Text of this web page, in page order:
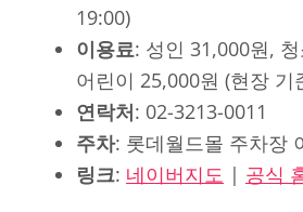
19:00)
이용료: 성인 31,000원,
어린이 25,000원 (현장 기
연락처: 02-3213-0011
주차: 롯데월드몰 주차장
링크: 네이버지도 | 공식